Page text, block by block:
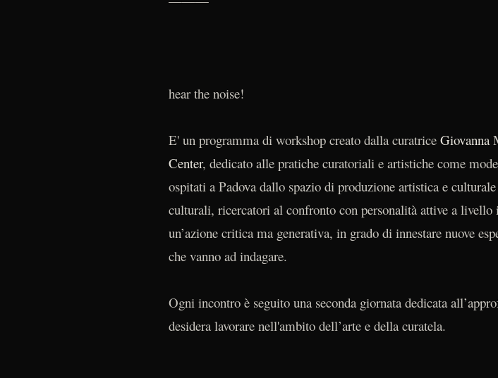
hear the noise!
E' un programma di workshop creato dalla curatrice Giovanna
Center, dedicato alle pratiche curatoriali e artistiche come
ospitati a Padova dallo spazio di produzione artistica e culturale
culturali, ricercatori al confronto con personalità attive a
un’azione critica ma generativa, in grado di innestare nuove
che vanno ad indagare.
Ogni incontro è seguito una seconda giornata dedicata
desidera lavorare nell'ambito dell’arte e della curatela.